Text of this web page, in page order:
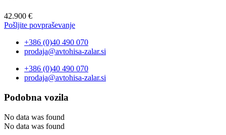
42.900 €
Pošljite povpraševanje
+386 (0)40 490 070
prodaja@avtohisa-zalar.si
+386 (0)40 490 070
prodaja@avtohisa-zalar.si
Podobna vozila
No data was found
No data was found